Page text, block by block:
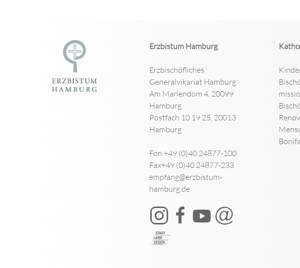
Erzbistum Hamburg
Erzbischöfliches
Generalvikariat Hamburg
Am Mariendom 4, 20099
Hamburg
Postfach 10 19 25, 20013
Hamburg
Fon +49 (0)40 24877-100
Fax+49 (0)40 24877-233
empfang@erzbistum-
hamburg.de